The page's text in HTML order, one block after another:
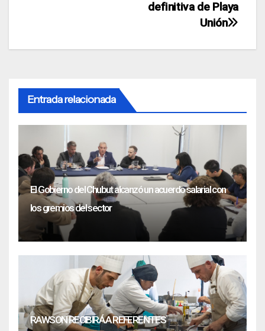
definitiva de Playa
Unión
Entrada relacionada
El Gobierno del Chubut alcanzó un acuerdo salarial con
los gremios del sector
RAWSON RECIBIRÁ A REFERENTES